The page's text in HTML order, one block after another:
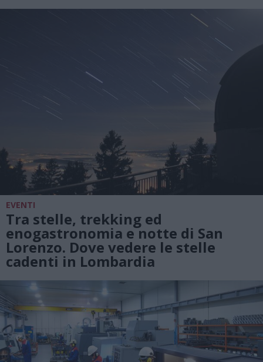
EVENTI
Tra stelle, trekking ed
enogastronomia e notte di San
Lorenzo. Dove vedere le stelle
cadenti in Lombardia